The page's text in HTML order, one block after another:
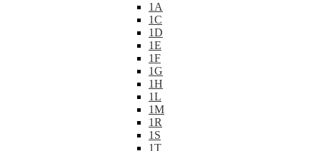
1A
1C
1D
1E
1F
1G
1H
1L
1M
1R
1S
1T